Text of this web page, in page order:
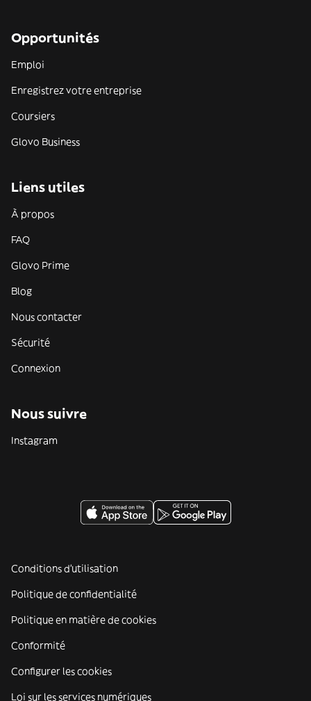
Opportunités
Emploi
Enregistrez votre entreprise
Coursiers
Glovo Business
Liens utiles
À propos
FAQ
Glovo Prime
Blog
Nous contacter
Sécurité
Connexion
Nous suivre
Instagram
Conditions d'utilisation
Politique de confidentialité
Politique en matière de cookies
Conformité
Configurer les cookies
Loi sur les services numériques